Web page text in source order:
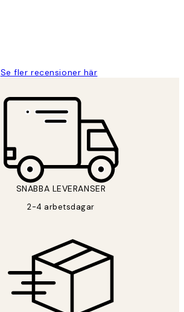
Se fler recensioner här
SNABBA LEVERANSER
2-4 arbetsdagar